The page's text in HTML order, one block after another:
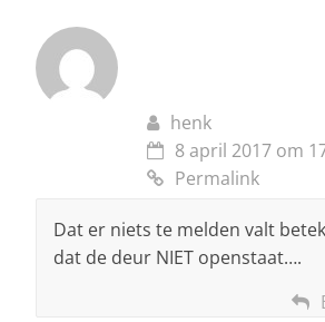
henk
8 april 2017 om
Permalink
Dat er niets te melden valt
dat de deur NIET openstaat….